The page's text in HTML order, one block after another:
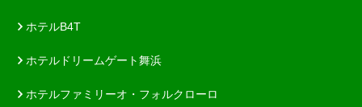
ホテルB4T
ホテルドリームゲート舞浜
ホテルファミリーオ・フォルクローロ